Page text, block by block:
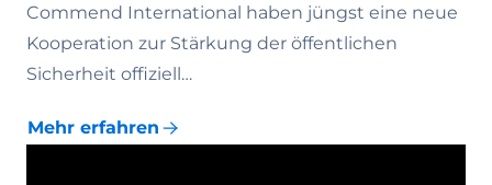
Commend International haben jüngst eine neue
Kooperation zur Stärkung der öffentlichen
Sicherheit offiziell…
Mehr erfahren